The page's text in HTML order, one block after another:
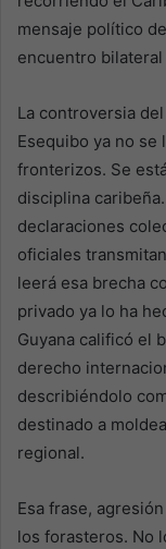
mensaje político
encuentro
La controversia
Esequibo ya no se
fronterizos. Se
disciplina
declaraciones
oficiales
leerá esa brecha
privado ya lo ha
Guyana calificó el
derecho
describiéndolo
destinado a
regional.
Esa frase,
los forasteros. No